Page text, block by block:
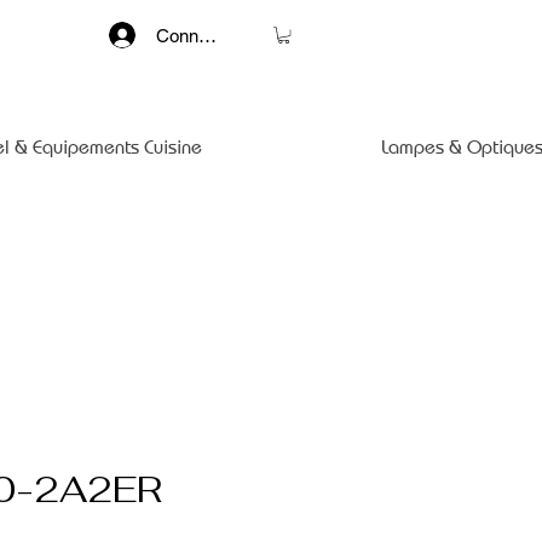
Connexion
& Equipements Cuisine Lampes &
2A2ER